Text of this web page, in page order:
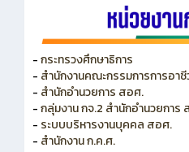
-กระทรวงศึกษาธิการ
- สำนักงานคณะกรรมการการอา
- สำนักอำนวยการ สอศ.
-กลุ่มงาน กจ.2 สำนักอำนวยการ
- ระบบบริหารงานบุคคล สอศ.
- สำนักงาน ก.ค.ศ.